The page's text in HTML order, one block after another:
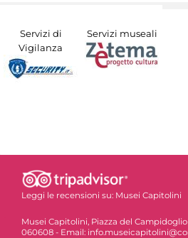
Servizi di
Vigilanza
Servizi museali
Leggi le recensioni su: Musei Capitolini
Musei Capitolini, Piazza del Campidoglio
060608 - Email: